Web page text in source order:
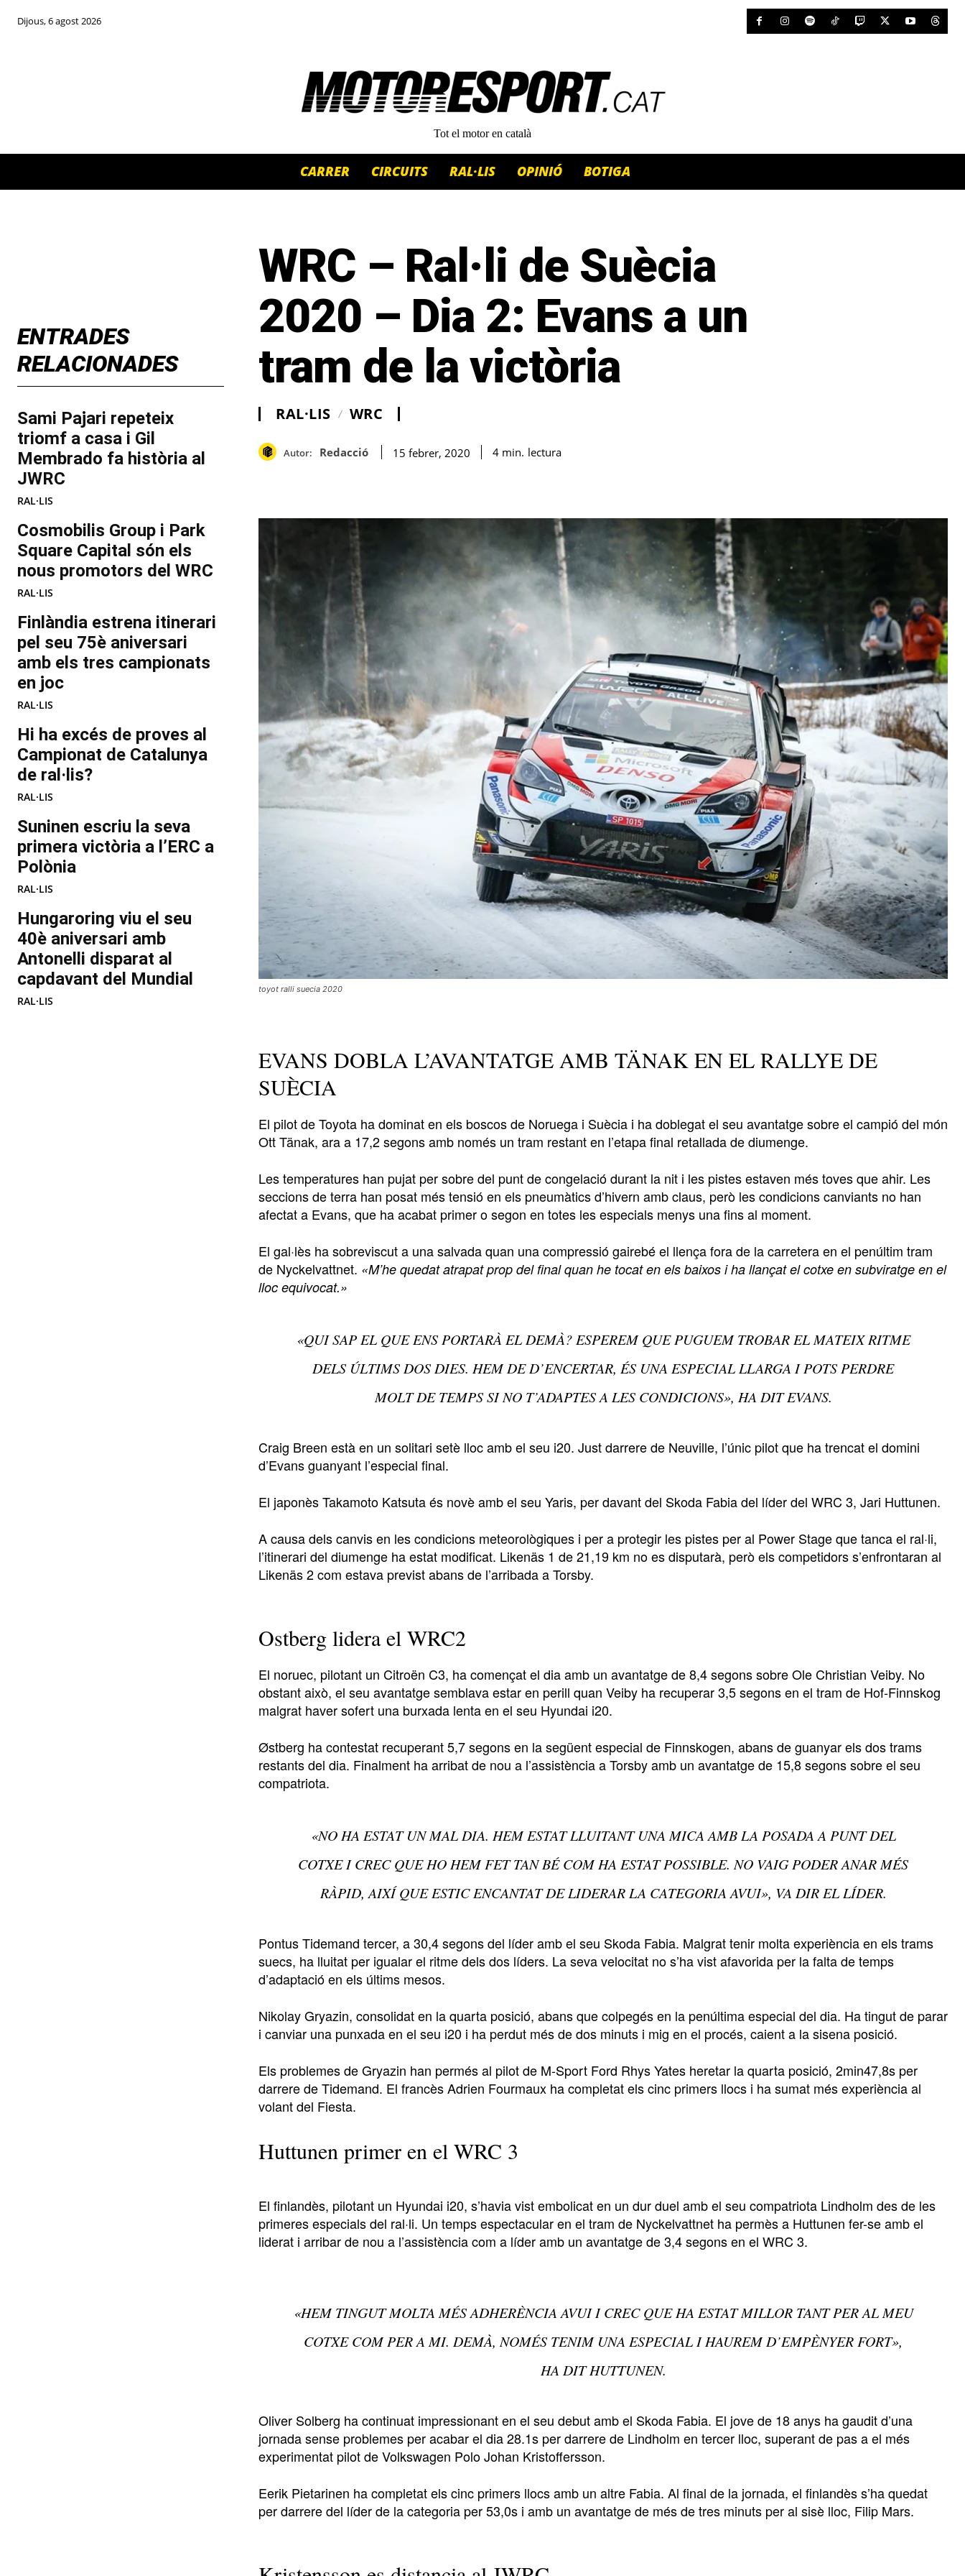
Dijous, 6 agost 2026
Tot el motor en català
CARRER CIRCUITS RAL·LIS OPINIÓ BOTIGA
ENTRADES
RELACIONADES
Sami Pajari repeteix
triomf a casa i Gil
Membrado fa història al
JWRC
RAL·LIS
Cosmobilis Group i Park
Square Capital són els
nous promotors del WRC
RAL·LIS
Finlàndia estrena itinerari
pel seu 75è aniversari
amb els tres campionats
en joc
RAL·LIS
Hi ha excés de proves al
Campionat de Catalunya
de ral·lis?
RAL·LIS
Suninen escriu la seva
primera victòria a l’ERC a
Polònia
RAL·LIS
Hungaroring viu el seu
40è aniversari amb
Antonelli disparat al
capdavant del Mundial
RAL·LIS
WRC – Ral·li de Suècia
2020 – Dia 2: Evans a un
tram de la victòria
RAL·LIS WRC
Autor: Redacció 15 febrer, 2020 4 min. lectura
toyot ralli suecia 2020
EVANS DOBLA L’AVANTATGE AMB TÄNAK EN EL RALLYE DE
SUÈCIA
El pilot de Toyota ha dominat en els boscos de Noruega i Suècia i ha doblegat el seu avantatge sobre el campió del món
Ott Tänak, ara a 17,2 segons amb només un tram restant en l’etapa final retallada de diumenge.
Les temperatures han pujat per sobre del punt de congelació durant la nit i les pistes estaven més toves que ahir. Les
seccions de terra han posat més tensió en els pneumàtics d’hivern amb claus, però les condicions canviants no han
afectat a Evans, que ha acabat primer o segon en totes les especials menys una fins al moment.
El gal·lès ha sobreviscut a una salvada quan una compressió gairebé el llença fora de la carretera en el penúltim tram
de Nyckelvattnet. «M’he quedat atrapat prop del final quan he tocat en els baixos i ha llançat el cotxe en subviratge en el
lloc equivocat.»
«QUI SAP EL QUE ENS PORTARÀ EL DEMÀ? ESPEREM QUE PUGUEM TROBAR EL MATEIX RITME
DELS ÚLTIMS DOS DIES. HEM DE D’ENCERTAR, ÉS UNA ESPECIAL LLARGA I POTS PERDRE
MOLT DE TEMPS SI NO T’ADAPTES A LES CONDICIONS», HA DIT EVANS.
Craig Breen està en un solitari setè lloc amb el seu i20. Just darrere de Neuville, l’únic pilot que ha trencat el domini
d’Evans guanyant l’especial final.
El japonès Takamoto Katsuta és novè amb el seu Yaris, per davant del Skoda Fabia del líder del WRC 3, Jari Huttunen.
A causa dels canvis en les condicions meteorològiques i per a protegir les pistes per al Power Stage que tanca el ral·li,
l’itinerari del diumenge ha estat modificat. Likenäs 1 de 21,19 km no es disputarà, però els competidors s’enfrontaran al
Likenäs 2 com estava previst abans de l’arribada a Torsby.
Ostberg lidera el WRC2
El noruec, pilotant un Citroën C3, ha començat el dia amb un avantatge de 8,4 segons sobre Ole Christian Veiby. No
obstant això, el seu avantatge semblava estar en perill quan Veiby ha recuperar 3,5 segons en el tram de Hof-Finnskog
malgrat haver sofert una burxada lenta en el seu Hyundai i20.
Østberg ha contestat recuperant 5,7 segons en la següent especial de Finnskogen, abans de guanyar els dos trams
restants del dia. Finalment ha arribat de nou a l’assistència a Torsby amb un avantatge de 15,8 segons sobre el seu
compatriota.
«NO HA ESTAT UN MAL DIA. HEM ESTAT LLUITANT UNA MICA AMB LA POSADA A PUNT DEL
COTXE I CREC QUE HO HEM FET TAN BÉ COM HA ESTAT POSSIBLE. NO VAIG PODER ANAR MÉS
RÀPID, AIXÍ QUE ESTIC ENCANTAT DE LIDERAR LA CATEGORIA AVUI», VA DIR EL LÍDER.
Pontus Tidemand tercer, a 30,4 segons del líder amb el seu Skoda Fabia. Malgrat tenir molta experiència en els trams
suecs, ha lluitat per igualar el ritme dels dos líders. La seva velocitat no s’ha vist afavorida per la falta de temps
d’adaptació en els últims mesos.
Nikolay Gryazin, consolidat en la quarta posició, abans que colpegés en la penúltima especial del dia. Ha tingut de parar
i canviar una punxada en el seu i20 i ha perdut més de dos minuts i mig en el procés, caient a la sisena posició.
Els problemes de Gryazin han permés al pilot de M-Sport Ford Rhys Yates heretar la quarta posició, 2min47,8s per
darrere de Tidemand. El francès Adrien Fourmaux ha completat els cinc primers llocs i ha sumat més experiència al
volant del Fiesta.
Huttunen primer en el WRC 3
El finlandès, pilotant un Hyundai i20, s’havia vist embolicat en un dur duel amb el seu compatriota Lindholm des de les
primeres especials del ral·li. Un temps espectacular en el tram de Nyckelvattnet ha permès a Huttunen fer-se amb el
liderat i arribar de nou a l’assistència com a líder amb un avantatge de 3,4 segons en el WRC 3.
«HEM TINGUT MOLTA MÉS ADHERÈNCIA AVUI I CREC QUE HA ESTAT MILLOR TANT PER AL MEU
COTXE COM PER A MI. DEMÀ, NOMÉS TENIM UNA ESPECIAL I HAUREM D’EMPÈNYER FORT»,
HA DIT HUTTUNEN.
Oliver Solberg ha continuat impressionant en el seu debut amb el Skoda Fabia. El jove de 18 anys ha gaudit d’una
jornada sense problemes per acabar el dia 28.1s per darrere de Lindholm en tercer lloc, superant de pas a el més
experimentat pilot de Volkswagen Polo Johan Kristoffersson.
Eerik Pietarinen ha completat els cinc primers llocs amb un altre Fabia. Al final de la jornada, el finlandès s’ha quedat
per darrere del líder de la categoria per 53,0s i amb un avantatge de més de tres minuts per al sisè lloc, Filip Mars.